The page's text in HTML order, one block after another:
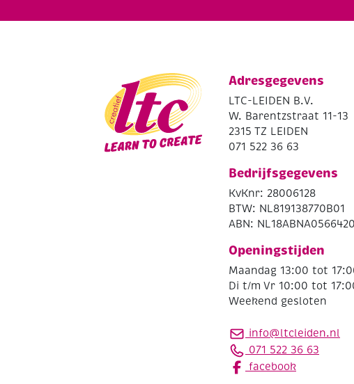
Adresgegevens
LTC-LEIDEN B.V.
W. Barentzstraat 11-13
2315 TZ LEIDEN
071 522 36 63
Bedrijfsgegevens
KvKnr: 28006128
BTW: NL819138770B01
ABN:
Openingstijden
Maandag 13:00 tot
Di t/m Vr 10:00 tot
Weekend gesloten
info@ltcleiden.nl
071 522 36 63
facebook